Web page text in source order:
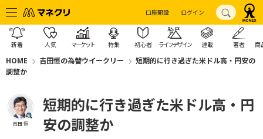
口座開設 ログイン
新着 人気 マーケット 特集 初心者 ライフデザイン 連載 著者 商
HOME 吉田恒の為替ウイークリー
短期的に行き過ぎた米ドル高・円安の
調整か
吉田 恒
短期的に行き過ぎた米ドル高・円
安の調整か